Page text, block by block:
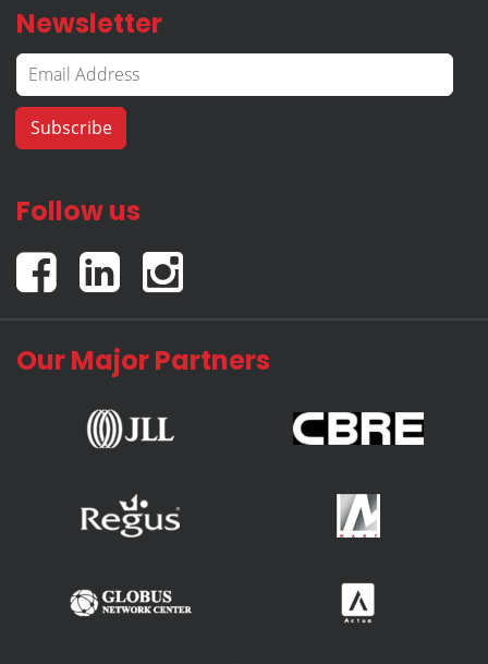
Newsletter
Follow us
Our Major Partners